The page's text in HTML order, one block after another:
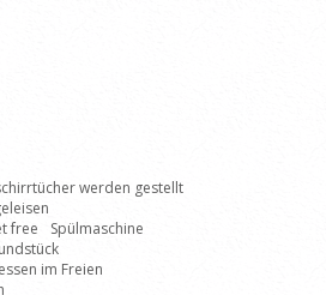
werden gestellt
free
Spülmaschine
im Freien